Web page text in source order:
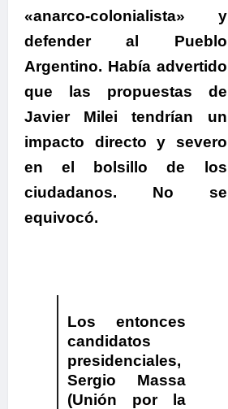
«anarco-colonialista» y
defender al Pueblo
Argentino. Había advertido
que las propuestas de
Javier Milei tendrían un
impacto directo y severo
en el bolsillo de los
ciudadanos. No se
equivocó.
Los entonces
candidatos
presidenciales,
Sergio Massa
(Unión por la